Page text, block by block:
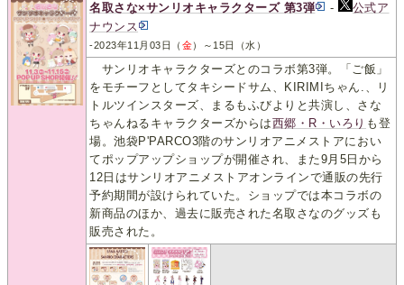
名取さな×サンリオキャラクターズ 第3弾 -
公式ア
ナウンス
-2023年11月03日（ 金）～15日（水）
サンリオキャラクターズとのコラボ第3弾。「ご飯」
をモチーフとしてタキシードサム、KIRIMIちゃん.、リ
トルツインスターズ、まるもふびよりと共演し、さな
ちゃんねるキャラクターズからは西郷・R・いろり も登
場。池袋P'PARCO3階のサンリオアニメストアにおい
てポップアップショップが開催され、また9月5日から
12日はサンリオアニメストアオンラインで通販の先行
予約期間が設けられていた。ショップでは本コラボの
新商品のほか、過去に販売された名取さなのグッズも
販売された。